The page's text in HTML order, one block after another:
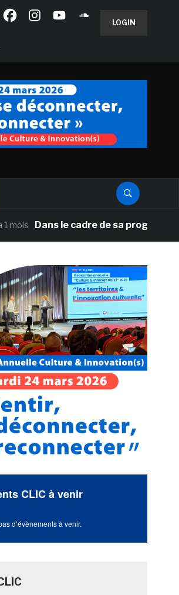
LOGIN
Dans le cadre de sa programmation
CLIC à venir
d’évènements à venir.